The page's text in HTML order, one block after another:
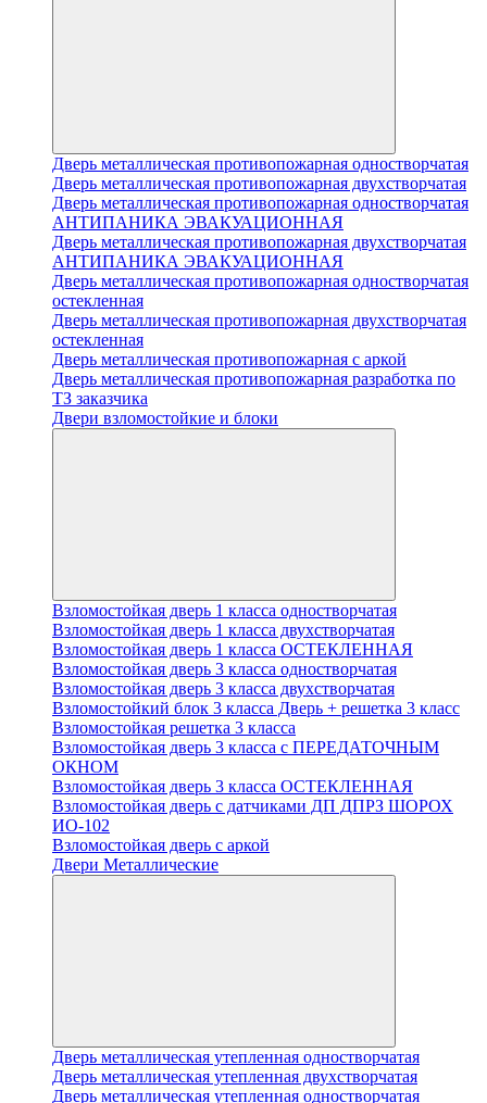
Дверь металлическая противопожарная одностворчатая
Дверь металлическая противопожарная двухстворчатая
Дверь металлическая противопожарная одностворчатая
АНТИПАНИКА ЭВАКУАЦИОННАЯ
Дверь металлическая противопожарная двухстворчатая
АНТИПАНИКА ЭВАКУАЦИОННАЯ
Дверь металлическая противопожарная одностворчатая
остекленная
Дверь металлическая противопожарная двухстворчатая
остекленная
Дверь металлическая противопожарная с аркой
Дверь металлическая противопожарная разработка по
ТЗ заказчика
Двери взломостойкие и блоки
Взломостойкая дверь 1 класса одностворчатая
Взломостойкая дверь 1 класса двухстворчатая
Взломостойкая дверь 1 класса ОСТЕКЛЕННАЯ
Взломостойкая дверь 3 класса одностворчатая
Взломостойкая дверь 3 класса двухстворчатая
Взломостойкий блок 3 класса Дверь + решетка 3 класс
Взломостойкая решетка 3 класса
Взломостойкая дверь 3 класса с ПЕРЕДАТОЧНЫМ
ОКНОМ
Взломостойкая дверь 3 класса ОСТЕКЛЕННАЯ
Взломостойкая дверь с датчиками ДП ДПРЗ ШОРОХ
ИО-102
Взломостойкая дверь с аркой
Двери Металлические
Дверь металлическая утепленная одностворчатая
Дверь металлическая утепленная двухстворчатая
Дверь металлическая утепленная одностворчатая